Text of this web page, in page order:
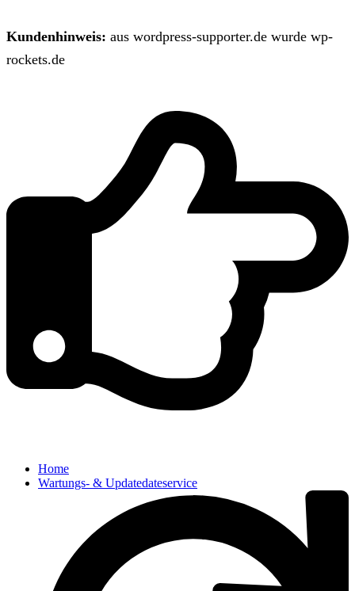
Kundenhinweis: aus wordpress-supporter.de wurde wp-
rockets.de
Home
Wartungs- & Updatedateservice